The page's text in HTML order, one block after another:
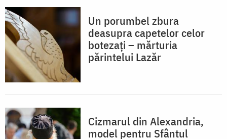
Un porumbel zbura
deasupra capetelor celor
botezați – mărturia
părintelui Lazăr
Cizmarul din Alexandria,
model pentru Sfântul